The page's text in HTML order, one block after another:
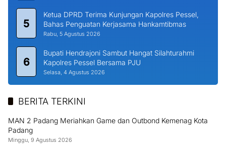
5
Ketua DPRD Terima Kunjungan Kapolres Pessel,
Bahas Penguatan Kerjasama Hankamtibmas
Rabu, 5 Agustus 2026
6
Bupati Hendrajoni Sambut Hangat Silahturahmi
Kapolres Pessel Bersama PJU
Selasa, 4 Agustus 2026
BERITA TERKINI
MAN 2 Padang Meriahkan Game dan Outbond Kemenag Kota
Padang
Minggu, 9 Agustus 2026